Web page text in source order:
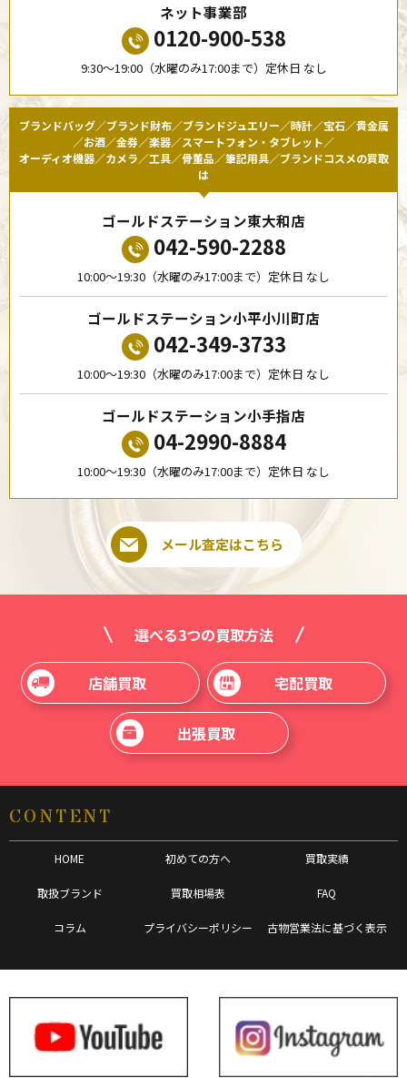
ネット事業部
0120-900-538
9:30〜19:00（水曜のみ17:00まで）定休日 なし
ブランドバッグ／ブランド財布／ブランドジュエリー／時計／宝石／貴金属
／お酒／金券／楽器／スマートフォン・タブレット／
オーディオ機器／カメラ／工具／骨董品／筆記用具／ブランドコスメの買取
は
ゴールドステーション東大和店
042-590-2288
10:00〜19:30（水曜のみ17:00まで）定休日 なし
ゴールドステーション小平小川町店
042-349-3733
10:00〜19:30（水曜のみ17:00まで）定休日 なし
ゴールドステーション小手指店
04-2990-8884
10:00〜19:30（水曜のみ17:00まで）定休日 なし
メール査定はこちら
選べる3つの買取方法
店舗買取 宅配買取
出張買取
CONTENT
HOME 初めての方へ 買取実績
取扱ブランド 買取相場表 FAQ
コラム プライバシーポリシー 古物営業法に基づく表示